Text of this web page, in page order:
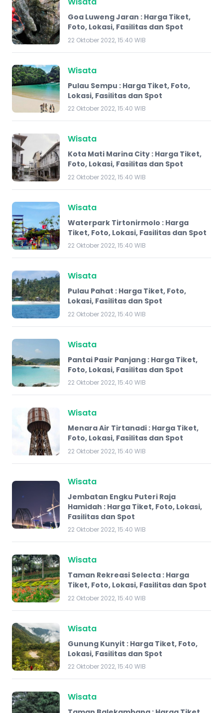
Goa Luweng Jaran : Harga Tiket,
Foto, Lokasi, Fasilitas dan Spot
22 Oktober 2022, 15:40 WIB
Wisata
Pulau Sempu : Harga Tiket, Foto,
Lokasi, Fasilitas dan Spot
22 Oktober 2022, 15:40 WIB
Wisata
​Kota Mati Marina City : Harga Tiket,
Foto, Lokasi, Fasilitas dan Spot
22 Oktober 2022, 15:40 WIB
Wisata
Waterpark Tirtonirmolo : Harga
Tiket, Foto, Lokasi, Fasilitas dan Spot
22 Oktober 2022, 15:40 WIB
Wisata
Pulau Pahat : Harga Tiket, Foto,
Lokasi, Fasilitas dan Spot
22 Oktober 2022, 15:40 WIB
Wisata
Pantai Pasir Panjang : Harga Tiket,
Foto, Lokasi, Fasilitas dan Spot
22 Oktober 2022, 15:40 WIB
Wisata
Menara Air Tirtanadi : Harga Tiket,
Foto, Lokasi, Fasilitas dan Spot
22 Oktober 2022, 15:40 WIB
Wisata
Jembatan Engku Puteri Raja
Hamidah : Harga Tiket, Foto, Lokasi,
Fasilitas dan Spot
22 Oktober 2022, 15:40 WIB
Wisata
Taman Rekreasi Selecta : Harga
Tiket, Foto, Lokasi, Fasilitas dan Spot
22 Oktober 2022, 15:40 WIB
Wisata
Gunung Kunyit : Harga Tiket, Foto,
Lokasi, Fasilitas dan Spot
22 Oktober 2022, 15:40 WIB
Wisata